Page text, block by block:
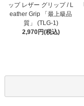
ップ レザー グリップ / L
eather Grip 「最上級品
質」 (TLG-1)
2,970円(税込)